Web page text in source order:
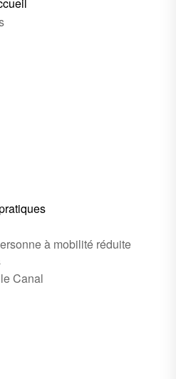
à mobilité réduite
Canal